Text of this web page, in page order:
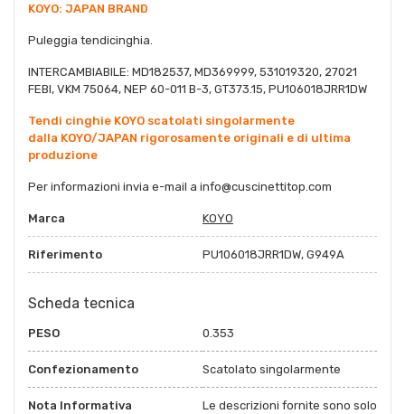
KOYO: JAPAN BRAND
Puleggia tendicinghia.
INTERCAMBIABILE: MD182537, MD369999, 531019320, 27021
FEBI, VKM 75064, NEP 60-011 B-3, GT373.15, PU106018JRR1DW
Tendi cinghie KOYO scatolati singolarmente
dalla KOYO/JAPAN rigorosamente originali e di ultima
produzione
Per informazioni invia e-mail a info@cuscinettitop.com
Marca KOYO
Riferimento PU106018JRR1DW, G949A
Scheda tecnica
PESO 0.353
Confezionamento Scatolato singolarmente
Nota Informativa
Le descrizioni fornite sono solo